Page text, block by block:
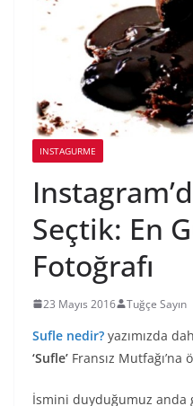
INSTAGURME
Seçtik: En
Fotoğrafı
23 Mayıs 2016 Tuğçe Sayın
Sufle nedir? yazımızda
‘Sufle’ Fransız Mutfağı’na
İsmini duyduğumuz anda